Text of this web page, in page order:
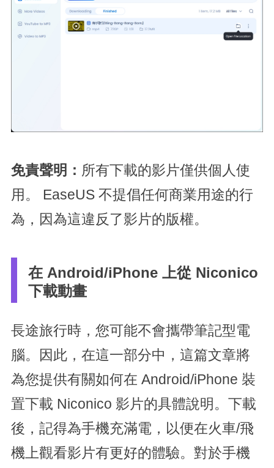
免責聲明： 所有下載的影片僅供個人使
用。 EaseUS 不提倡任何商業用途的行
為，因為這違反了影片的版權。
在 Android/iPhone 上從 Niconico
下載動畫
長途旅行時，您可能不會攜帶筆記型電
腦。因此，在這一部分中，這篇文章將
為您提供有關如何在 Android/iPhone 裝
置下載 Niconico 影片的具體說明。下載
後，記得為手機充滿電，以便在火車/飛
機上觀看影片有更好的體驗。對於手機